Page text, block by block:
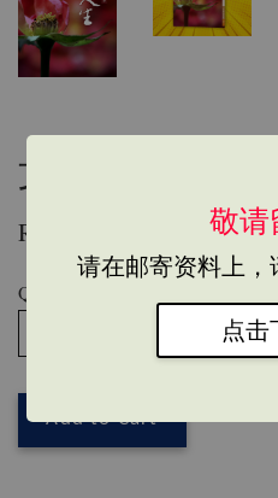
敬请
请在邮寄资料上，
点击
文集277册《笑
RM 35.00
Quantity
Add to Cart